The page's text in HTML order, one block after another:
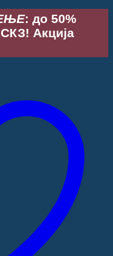
: до 50%
Акција